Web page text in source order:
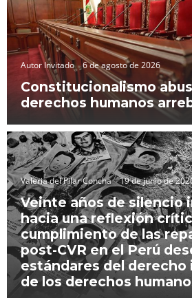
Autor Invitado 6 de agosto de 2026
Constitucionalismo
derechos humanos
Valeria del Pilar Concha 19 de junio de
Veinte años de silencio
hacia una reflexión
cumplimiento de las
post-CVR en el Perú
estándares del
de los derechos